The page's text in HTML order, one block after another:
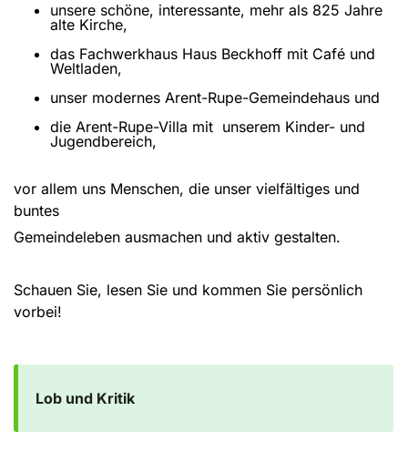
unsere schöne, interessante, mehr als 825 Jahre
alte Kirche,
das Fachwerkhaus Haus Beckhoff mit Café und
Weltladen,
unser modernes Arent-Rupe-Gemeindehaus und
die Arent-Rupe-Villa mit unserem Kinder- und
Jugendbereich,
vor allem uns Menschen, die unser vielfältiges und
buntes
Gemeindeleben ausmachen und aktiv gestalten.
Schauen Sie, lesen Sie und kommen Sie persönlich
vorbei!
Lob und Kritik